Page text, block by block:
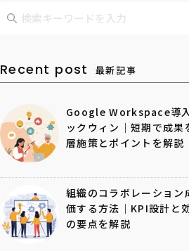
Recent post 最新記事
Google Workspace導
ックウィン｜短期で成果
層施策とポイントを解説
組織のコラボレーション
価する方法｜KPI設計と
の要点を解説